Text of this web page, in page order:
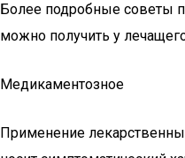
Более подробные советы
можно получить у
Медикаментозное
Применение